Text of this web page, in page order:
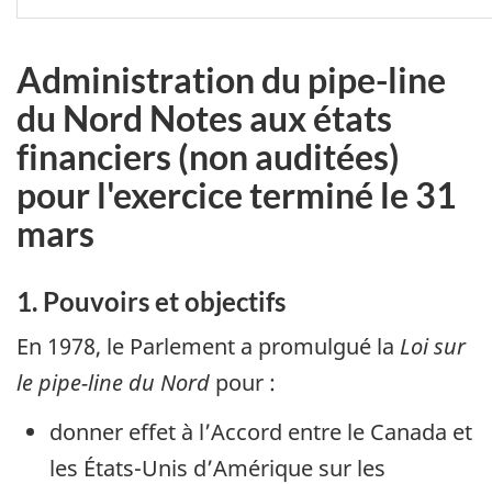
Administration du pipe-line
du Nord Notes aux états
financiers (non auditées)
pour l'exercice terminé le 31
mars
1. Pouvoirs et objectifs
En 1978, le Parlement a promulgué la Loi sur
le pipe-line du Nord pour :
donner effet à l’Accord entre le Canada et
les États-Unis d’Amérique sur les